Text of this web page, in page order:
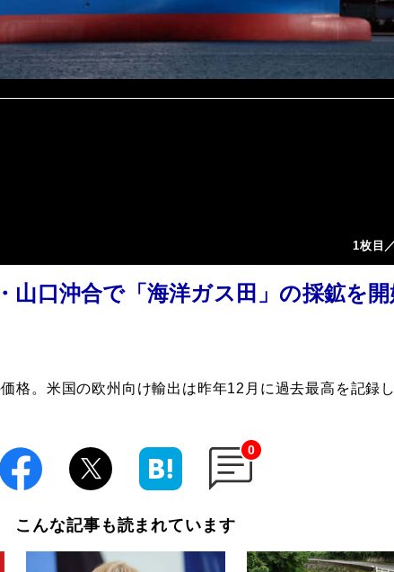
1枚目
山口沖合で「海洋ガス田」の採鉱を
格。米国の欧州向け輸出は昨年12月に過去最高を記録
0
こんな記事も読まれています